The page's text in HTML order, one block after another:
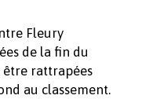
Fleury
de la fin du
rattrapées
au classement.